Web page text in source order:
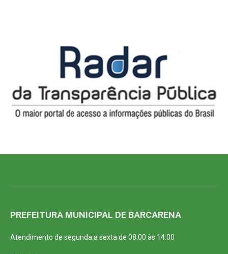
PREFEITURA MUNICIPAL DE BARCARENA
Atendimento de segunda a sexta de 08:00 às 14:00